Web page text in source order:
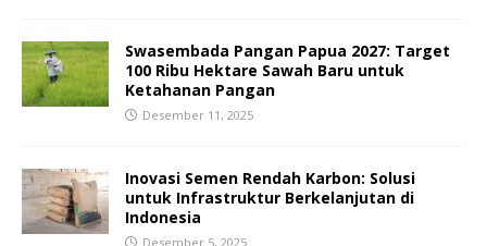
Swasembada Pangan Papua 2027: Target
100 Ribu Hektare Sawah Baru untuk
Ketahanan Pangan
Desember 11, 2025
Inovasi Semen Rendah Karbon: Solusi
untuk Infrastruktur Berkelanjutan di
Indonesia
Desember 5, 2025